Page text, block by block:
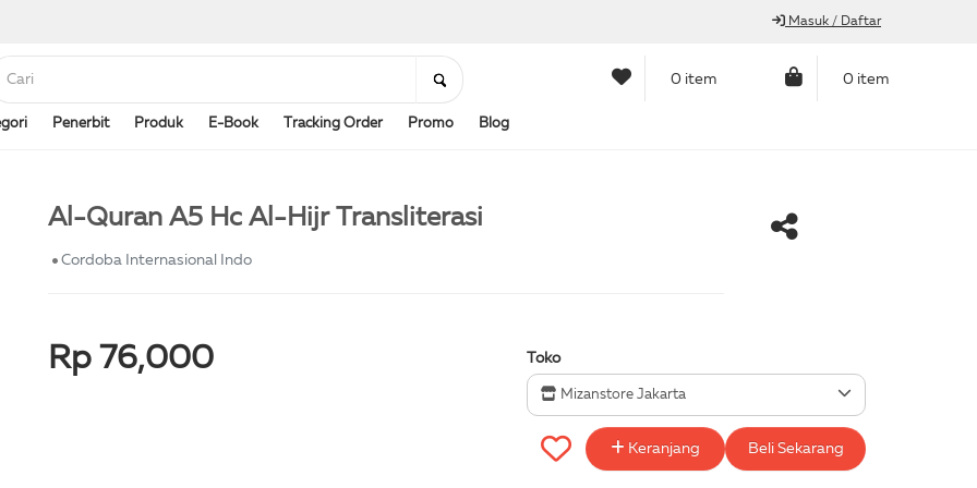
Masuk / Daftar
0 item 0 item
Penerbit Produk E-Book Tracking Order Promo Blog
Al-Quran A5 Hc Al-Hijr Transliterasi
Cordoba Internasional Indo
Rp 76,000 Toko
Mizanstore Jakarta
Keranjang Beli Sekarang